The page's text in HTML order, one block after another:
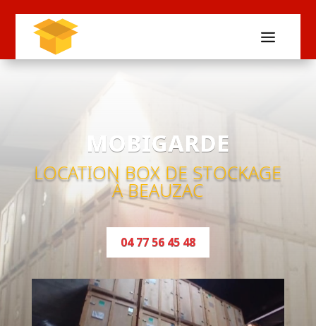
MOBIGARDE
LOCATION BOX DE STOCKAGE
À BEAUZAC
04 77 56 45 48